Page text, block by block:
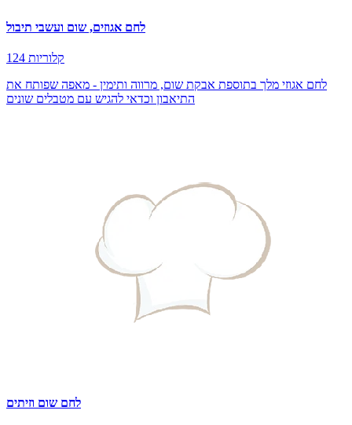
לחם אגוזים, שום ועשבי תיבול
124 קלוריות
לחם אגוזי מלך בתוספת אבקת שום, מרווה ותימין - מאפה שפותח את
התיאבון וכדאי להגיש עם מטבלים שונים
לחם שום וזיתים